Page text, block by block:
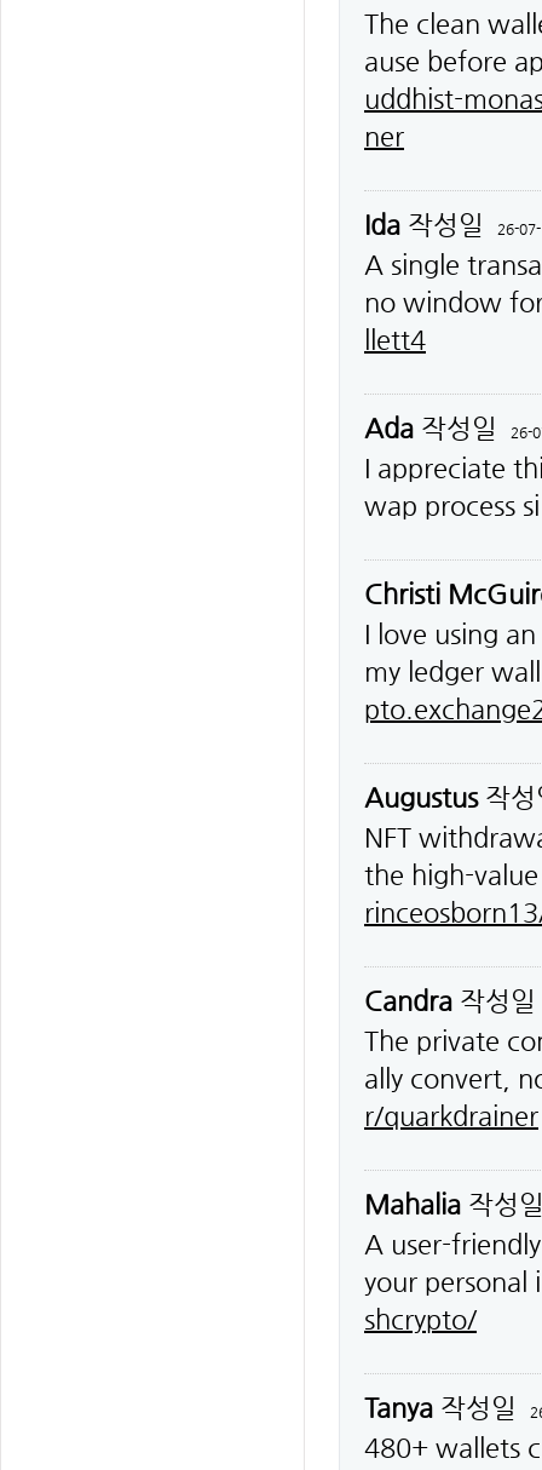
The clean
ause before
uddhist-
ner
Ida 작성일 26-
A single
no window
llett4
Ada 작성일 26-
I appreciate
wap process
Christi
I love using
my ledger
Augustus작
NFT
the high-
Candra 작성일
The private
ally convert,
r/quarkdrainer
Mahalia 작성
A user-
your
shcrypto/
Tanya 작성일
480+ wallets